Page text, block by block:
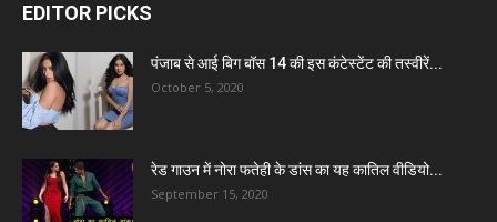
EDITOR PICKS
पंजाब से आई बिग बॉस 14 की इस कंटेस्टेंट की तस्वीरें...
October 5, 2020
रेड गाउन में नोरा फतेही के डांस का यह कातिल वीडियो...
September 15, 2020